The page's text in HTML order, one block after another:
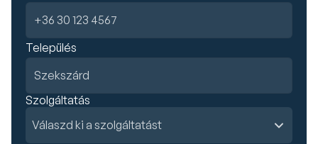
Település
Szolgáltatás